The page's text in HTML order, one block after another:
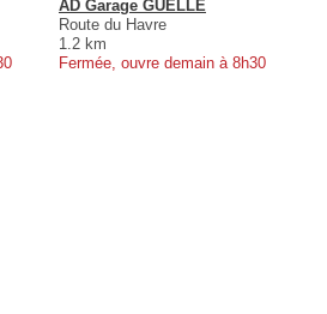
AD Garage GUELLE
Route du Havre
1.2 km
Fermée, ouvre demain à 8h30